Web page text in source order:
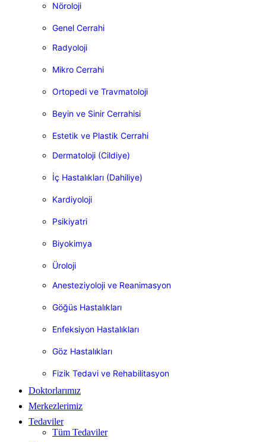
Nöroloji
Genel Cerrahi
Radyoloji
Mikro Cerrahi
Ortopedi ve Travmatoloji
Beyin ve Sinir Cerrahisi
Estetik ve Plastik Cerrahi
Dermatoloji (Cildiye)
İç Hastalıkları (Dahiliye)
Kardiyoloji
Psikiyatri
Biyokimya
Üroloji
Anesteziyoloji ve Reanimasyon
Göğüs Hastalıkları
Enfeksiyon Hastalıkları
Göz Hastalıkları
Fizik Tedavi ve Rehabilitasyon
Doktorlarımız
Merkezlerimiz
Tedaviler
Tüm Tedaviler